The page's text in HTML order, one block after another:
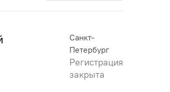
Санкт-
Петербург
Регистрация
закрыта